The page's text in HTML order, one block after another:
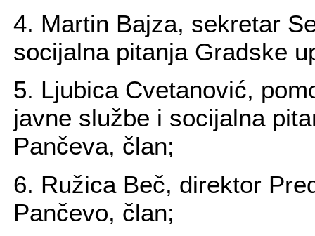
4. Martin Bajza, sekretar
socijalna pitanja Gradske
5. Ljubica Cvetanović,
javne službe i socijalna
Pančeva, član;
6. Ružica Beč, direktor
Pančevo, član;